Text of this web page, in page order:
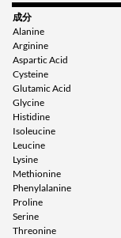
成分
Alanine
Arginine
Aspartic Acid
Cysteine
Glutamic Acid
Glycine
Histidine
Isoleucine
Leucine
Lysine
Methionine
Phenylalanine
Proline
Serine
Threonine